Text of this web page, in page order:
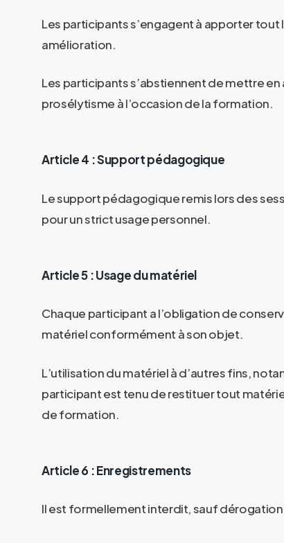
Les participants s’engagent à apporter
amélioration.
Les participants s’abstiennent de mettre
prosélytisme à l’occasion de la formation.
Article 4 : Support pédagogique
Le support pédagogique remis lors des
pour un strict usage personnel.
Article 5 : Usage du matériel
Chaque participant a l’obligation de
matériel conformément à son objet.
L’utilisation du matériel à d’autres fins,
participant est tenu de restituer tout
de formation.
Article 6 : Enregistrements
Il est formellement interdit, sauf